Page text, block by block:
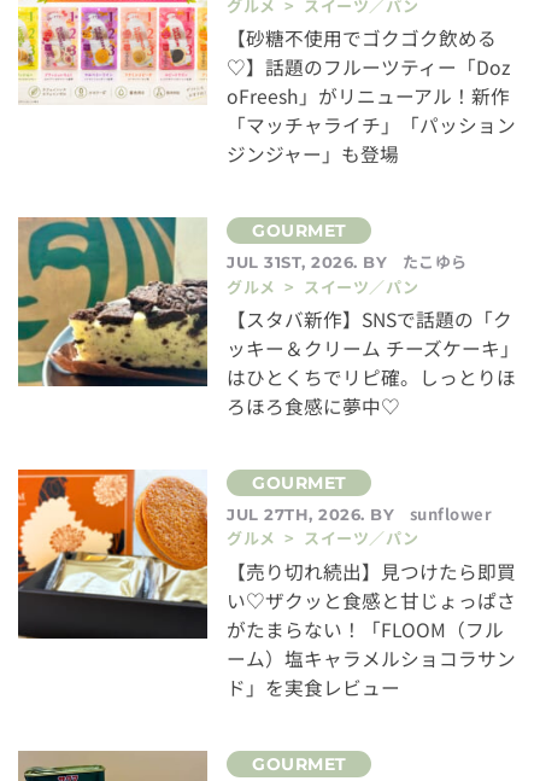
グルメ > スイーツ／パン
【砂糖不使用でゴクゴク飲める
♡】話題のフルーツティー「Doz
oFreesh」がリニューアル！新作
「マッチャライチ」「パッション
ジンジャー」も登場
JUL 31ST, 2026. BY
たこゆら
グルメ > スイーツ／パン
【スタバ新作】SNSで話題の「ク
ッキー＆クリーム チーズケーキ」
はひとくちでリピ確。しっとりほ
ろほろ食感に夢中♡
JUL 27TH, 2026. BY
sunflower
グルメ > スイーツ／パン
【売り切れ続出】見つけたら即買
い♡ザクッと食感と甘じょっぱさ
がたまらない！「FLOOM（フル
ーム）塩キャラメルショコラサン
ド」を実食レビュー